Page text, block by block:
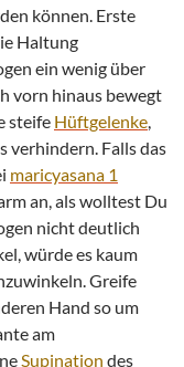
können. Erste
Haltung
ein wenig über
vorn hinaus bewegt
steife Hüftgelenke
verhindern. Falls das
maricyasana 1
an, als wolltest Du
nicht deutlich
würde es kaum
Greife
Hand so um
am
Supination des